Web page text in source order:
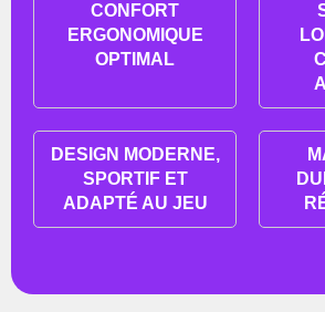
CONFORT
ERGONOMIQUE
OPTIMAL
DESIGN MODERNE,
SPORTIF ET
ADAPTÉ AU JEU